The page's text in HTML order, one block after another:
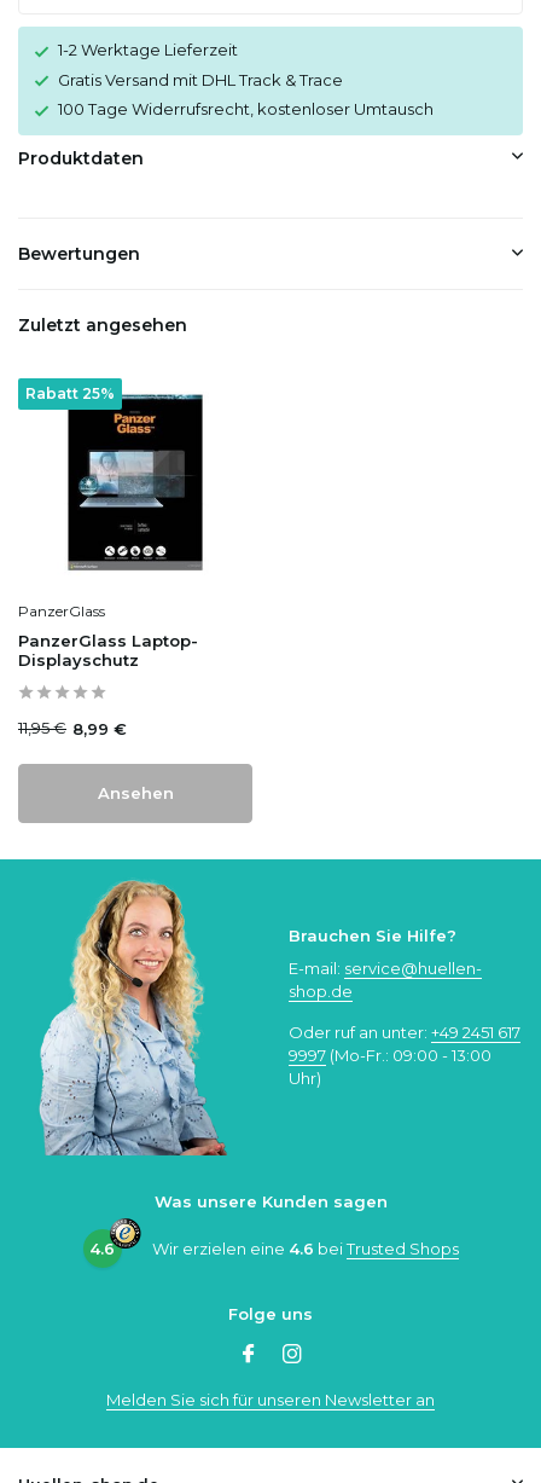
1-2 Werktage Lieferzeit
Gratis Versand mit DHL Track & Trace
100 Tage Widerrufsrecht, kostenloser Umtausch
Produktdaten
Bewertungen
Zuletzt angesehen
Rabatt 25%
PanzerGlass
PanzerGlass Laptop-
Displayschutz
11,95 € 8,99 €
Ansehen
Brauchen Sie Hilfe?
E-mail: service@huellen-
shop.de
Oder ruf an unter: +49 2451 617
9997 (Mo-Fr.: 09:00 - 13:00
Uhr)
Was unsere Kunden sagen
4.6 Wir erzielen eine 4.6 beiTrusted Shops
Folge uns
Melden Sie sich für unseren Newsletter an